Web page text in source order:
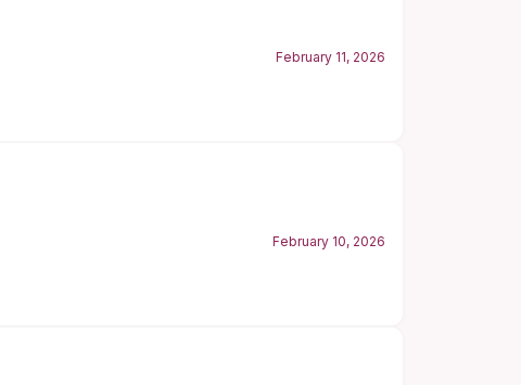
February 11, 2026
February 10, 2026